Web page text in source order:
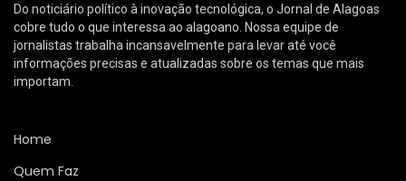
Do noticiário político à inovação tecnológica, o Jornal de Alagoas
cobre tudo o que interessa ao alagoano. Nossa equipe de
jornalistas trabalha incansavelmente para levar até você
informações precisas e atualizadas sobre os temas que mais
importam.
Home
Quem Faz